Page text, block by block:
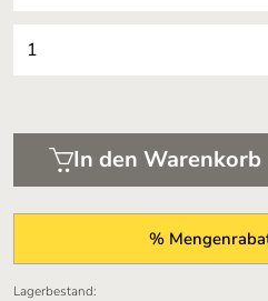
In den Warenkorb
%
Lagerbestand: